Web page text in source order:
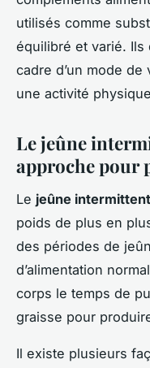
utilisés comme
équilibré et varié.
cadre d’un mode
une activité
Le jeûne
approche pour
Le jeûne intermittent
poids de plus en
des périodes de
d’alimentation
corps le temps de
graisse pour
Il existe plusieurs